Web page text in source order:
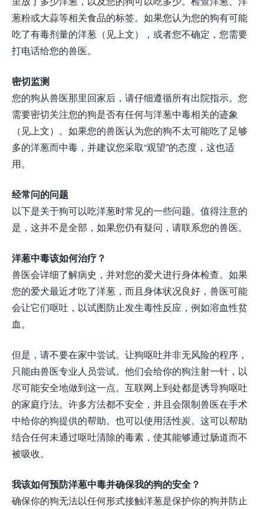
葱粉或大蒜等相关食品的标签。如果您认为您的狗有可能
吃了有毒剂量的洋葱（见上文），或者您不确定，您需要
打电话给您的兽医。
密切监测
您的狗从兽医那里回家后，请仔细遵循所有出院指示。您
需要密切关注您的狗是否有任何与洋葱中毒相关的迹象
（见上文）。如果您的兽医认为您的狗不太可能吃了足够
多的洋葱而中毒，并建议您采取“观望”的态度，这也适
用。
经常问的问题
以下是关于狗可以吃洋葱时常见的一些问题。值得注意的
是，这并不是全部，如果您仍有疑问，请联系您的兽医。
洋葱中毒该如何治疗？
兽医会详细了解病史，并对您的爱犬进行身体检查。如果
您的爱犬最近才吃了洋葱，而且身体状况良好，兽医可能
会让它们呕吐，以试图防止发生毒性反应，例如溶血性贫
血。
但是，请不要在家中尝试。让狗呕吐并非无风险的程序，
只能由兽医专业人员尝试。他们会给你的狗注射一针，以
尽可能安全地做到这一点。互联网上到处都是诱导狗呕吐
的家庭疗法。许多方法都不安全，并且会限制兽医在手术
中给你的狗提供的帮助。也可以使用活性炭。这可以帮助
结合任何未通过呕吐清除的毒素，使其能够通过肠道而不
被吸收。
我该如何预防洋葱中毒并确保我的狗的安全？
确保你的狗无法以任何形式接触洋葱是保护你的狗并防止